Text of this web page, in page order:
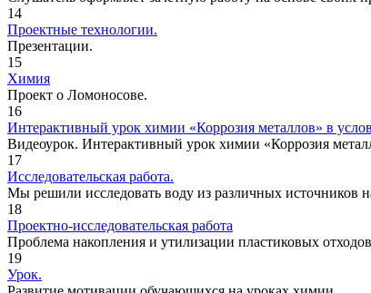
14
Проектные технологии.
Презентации.
15
Химия
Проект о Ломоносове.
16
Интерактивный урок химии «Коррозия металлов» в
Видеоурок. Интерактивный урок химии «Коррозия
17
Исследовательская работа.
Мы решили исследовать воду из различных источников
18
Проектно-исследовательская работа
Проблема накопления и утилизации пластиковых
19
Урок.